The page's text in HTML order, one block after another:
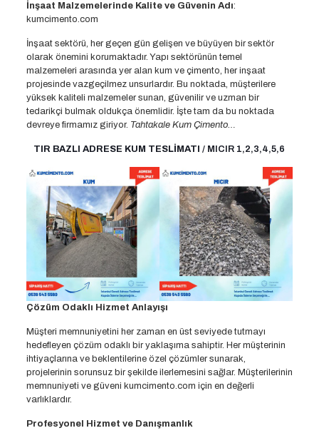
İnşaat Malzemelerinde Kalite ve Güvenin Adı:
kumcimento.com
İnşaat sektörü, her geçen gün gelişen ve büyüyen bir sektör
olarak önemini korumaktadır. Yapı sektörünün temel
malzemeleri arasında yer alan kum ve çimento, her inşaat
projesinde vazgeçilmez unsurlardır. Bu noktada, müşterilere
yüksek kaliteli malzemeler sunan, güvenilir ve uzman bir
tedarikçi bulmak oldukça önemlidir. İşte tam da bu noktada
devreye firmamız giriyor. Tahtakale Kum Çimento…
TIR BAZLI ADRESE KUM TESLİMATI / MICIR 1,2,3,4,5,6
Çözüm Odaklı Hizmet Anlayışı
Müşteri memnuniyetini her zaman en üst seviyede tutmayı
hedefleyen çözüm odaklı bir yaklaşıma sahiptir. Her müşterinin
ihtiyaçlarına ve beklentilerine özel çözümler sunarak,
projelerinin sorunsuz bir şekilde ilerlemesini sağlar. Müşterilerinin
memnuniyeti ve güveni kumcimento.com için en değerli
varlıklardır.
Profesyonel Hizmet ve Danışmanlık